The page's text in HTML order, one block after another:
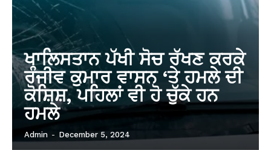
ਖਾਲਿਸਤਾਨ ਪੱਖੀ ਸੋਚ ਰੱਖਣ ਕਰਕੇ
ਰੰਜੀਵ ਕੁਮਾਰ ਵਾਸਨ ‘ਤੇ ਹਮਲੇ ਦੀ
ਕੋਸ਼ਿਸ਼, ਪਹਿਲਾਂ ਵੀ ਹੋ ਚੁੱਕੇ ਹਨ
ਹਮਲੇ
Admin - December 5, 2024